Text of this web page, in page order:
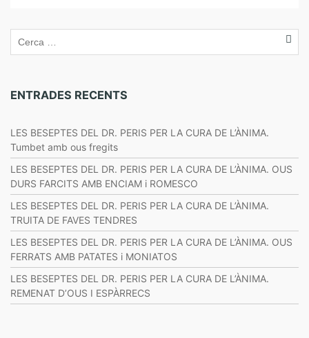
ENTRADES RECENTS
LES BESEPTES DEL DR. PERIS PER LA CURA DE L’ÀNIMA.
Tumbet amb ous fregits
LES BESEPTES DEL DR. PERIS PER LA CURA DE L’ÀNIMA. OUS
DURS FARCITS AMB ENCIAM i ROMESCO
LES BESEPTES DEL DR. PERIS PER LA CURA DE L’ÀNIMA.
TRUITA DE FAVES TENDRES
LES BESEPTES DEL DR. PERIS PER LA CURA DE L’ÀNIMA. OUS
FERRATS AMB PATATES i MONIATOS
LES BESEPTES DEL DR. PERIS PER LA CURA DE L’ÀNIMA.
REMENAT D’OUS I ESPÀRRECS